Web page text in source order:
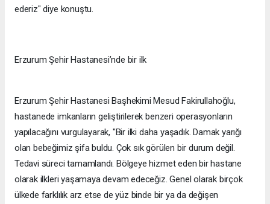
ederiz" diye konuştu.
Erzurum Şehir Hastanesi’nde bir ilk
Erzurum Şehir Hastanesi Başhekimi Mesud Fakirullahoğlu,
hastanede imkanların geliştirilerek benzeri operasyonların
yapılacağını vurgulayarak, "Bir ilki daha yaşadık. Damak yarığı
olan bebeğimiz şifa buldu. Çok sık görülen bir durum değil.
Tedavi süreci tamamlandı. Bölgeye hizmet eden bir hastane
olarak ilkleri yaşamaya devam edeceğiz. Genel olarak birçok
ülkede farklılık arz etse de yüz binde bir ya da değişen